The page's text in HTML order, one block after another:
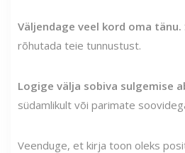
Väljendage veel kord oma tänu.
rõhutada teie tunnustust.
Logige välja sobiva sulgemise
südamlikult või parimate
Veenduge, et kirja toon oleks